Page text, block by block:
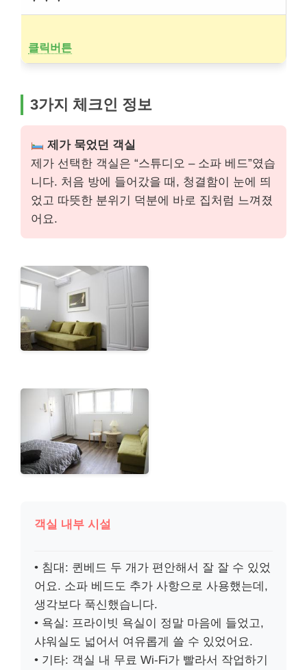
클릭버튼
3가지 체크인 정보
제가 묵었던 객실
제가 선택한 객실은 “스튜디오 – 소파 베드”였습
니다. 처음 방에 들어갔을 때, 청결함이 눈에 띄
었고 따뜻한 분위기 덕분에 바로 집처럼 느껴졌
어요.
객실 내부 시설
• 침대: 퀸베드 두 개가 편안해서 잘 잘 수 있었
어요. 소파 베드도 추가 사항으로 사용했는데,
생각보다 푹신했습니다.
• 욕실: 프라이빗 욕실이 정말 마음에 들었고,
샤워실도 넓어서 여유롭게 쓸 수 있었어요.
• 기타: 객실 내 무료 Wi-Fi가 빨라서 작업하기